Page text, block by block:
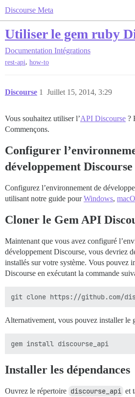
Discourse Meta
Utiliser le gem ruby
Documentation Intégrations
rest-api, how-to
Discourse Juillet 15, 2014, 3:29
1
Vous souhaitez utiliser l’API Discourse ?
Commençons.
Configurer
développement Discourse
Configurez l’environnement de
utilisant notre guide pourWindows,
Cloner le Gem API
Maintenant que vous avez configuré
développement Discourse, vous devriez
installés sur votre système. Vous pouvez
Discourse en exécutant la commande
Alternativement, vous pouvez installer le
Installer les dépendances
Ouvrez le répertoire discourse_api et